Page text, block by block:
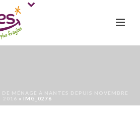
MÉNAGE À NANTES DEPUIS NOVEMBRE
2016 » IMG_0276